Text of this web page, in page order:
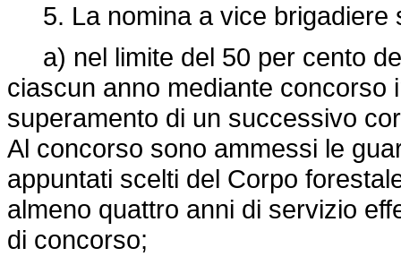
5. La nomina a vice brigadiere
a) nel limite del 50 per cento
ciascun anno mediante
superamento di un successivo
Al concorso sono ammessi le
appuntati scelti del Corpo
almeno quattro anni di servizio
di concorso;